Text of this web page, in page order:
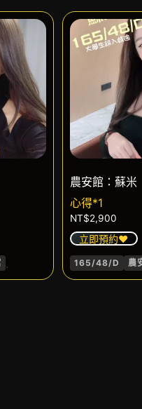
.
農安館：蘇米
心得*1
NT$2,900
立即預約❤️
165/48/D 農